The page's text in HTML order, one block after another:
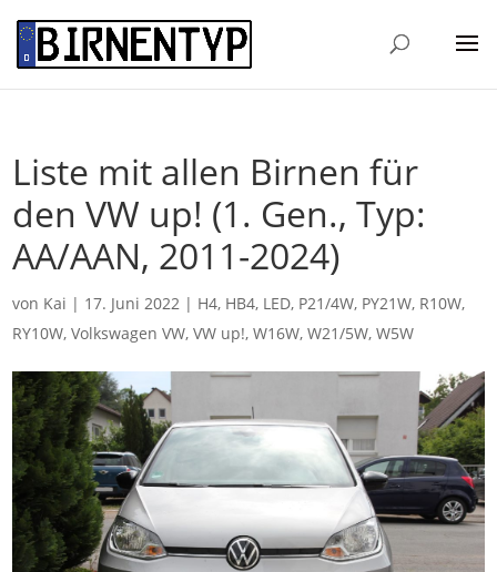
Liste mit allen Birnen für
den VW up! (1. Gen., Typ:
AA/AAN, 2011-2024)
von Kai | 17. Juni 2022 | H4, HB4, LED, P21/4W, PY21W, R10W,
RY10W,Volkswagen VW,VW up!,W16W,W21/5W,W5W